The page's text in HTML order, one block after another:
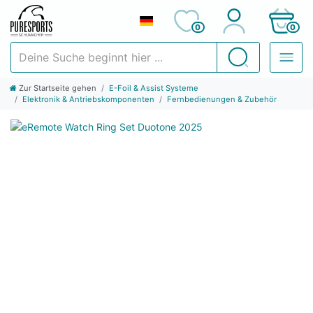
Suchen
0 0
Zur Startseite gehen
E-Foil & Assist Systeme
Elektronik & Antriebskomponenten
Fernbedienungen & Zubehör